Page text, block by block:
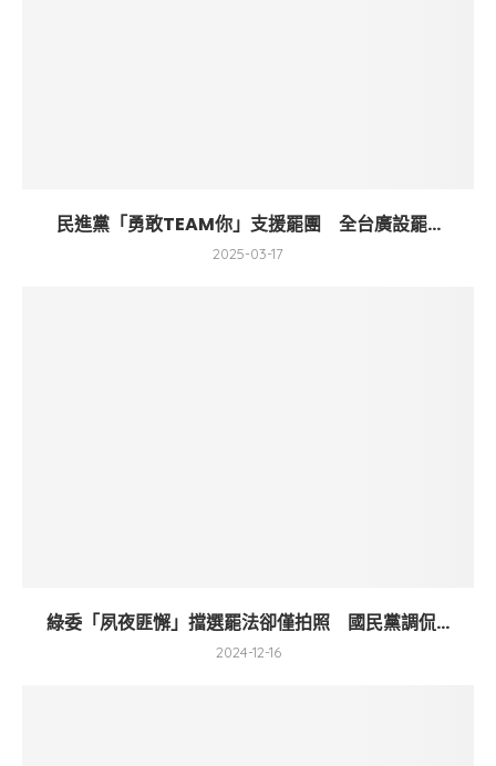
民進黨「勇敢TEAM你」支援罷團 全台廣設罷...
2025-03-17
綠委「夙夜匪懈」擋選罷法卻僅拍照 國民黨調侃...
2024-12-16